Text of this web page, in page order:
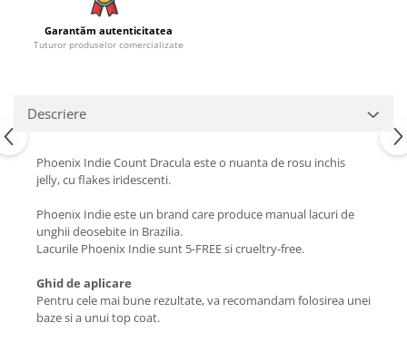
Garantăm autenticitatea
Tuturor produselor comercializate
Descriere
Phoenix Indie Count Dracula este o nuanta de rosu inchis
jelly, cu flakes iridescenti.
Phoenix Indie este un brand care produce manual lacuri de
unghii deosebite in Brazilia.
Lacurile Phoenix Indie sunt 5-FREE si crueltry-free.
Ghid de aplicare
Pentru cele mai bune rezultate, va recomandam folosirea unei
baze si a unui top coat.